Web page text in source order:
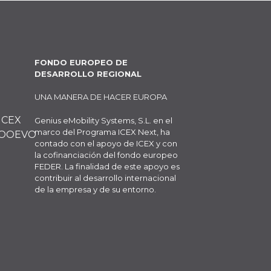
FONDO EUROPEO DE
DESARROLLO REGIONAL
UNA MANERA DE HACER EUROPA
Genius eMobility Systems, S.L. en el
marco del Programa ICEX Next, ha
contado con el apoyo de ICEX y con
la cofinanciación del fondo europeo
FEDER. La finalidad de este apoyo es
contribuir al desarrollo internacional
de la empresa y de su entorno.